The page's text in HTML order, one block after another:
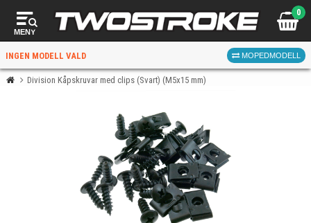
MENY
0
INGEN MODELL VALD MOPEDMODELL
VÄLJ MOPED FÖR RÄTT DELAR
Division Kåpskruvar med clips (Svart) (M5x15 mm)